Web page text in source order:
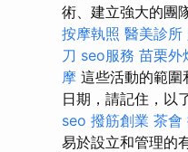
術、建立強大的團
按摩執照 醫美診所
刀 seo服務 苗栗外
摩 這些活動的範圍
日期，請記住，以
seo 撥筋創業 茶會
易於設立和管理的